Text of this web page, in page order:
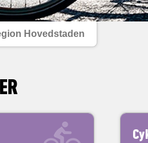
Hovedstaden